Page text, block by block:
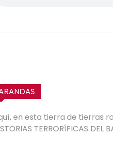
en esta tierra de tierras
TERRORÍFICAS DEL